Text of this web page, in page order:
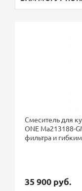
Смеситель для
ONE Ma213188-
фильтра и
35 900 руб.